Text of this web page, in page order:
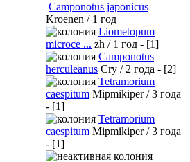
Camponotus japonicus
Kroenen / 1 год
Liometopum
microce ... zh / 1 год - [1]
Camponotus
herculeanus Cry / 2 года - [2]
Tetramorium
caespitum Mipmikiper / 3 года
- [1]
Tetramorium
caespitum Mipmikiper / 3 года
- [1]